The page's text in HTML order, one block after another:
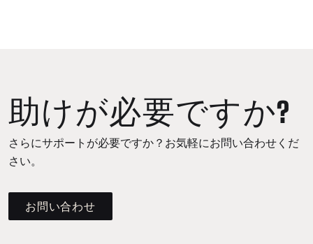
助けが必要ですか?
さらにサポートが必要ですか？お気軽にお問い合わせくだ
さい。
お問い合わせ